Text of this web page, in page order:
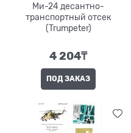
Ми-24 десантно-
транспортный отсек
(Trumpeter)
4 204₸
ПОД ЗАКАЗ